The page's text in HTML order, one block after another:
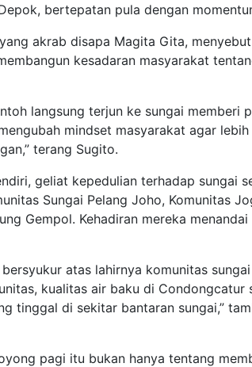
bertepatan pula dengan
akrab disapa Magita Gita,
kesadaran masyarakat
langsung terjun ke sungai memberi
mindset masyarakat agar
terang Sugito.
geliat kepedulian terhadap sungai
Sungai Pelang Joho, Komunitas
Gempol. Kehadiran mereka
bersyukur atas lahirnya komunitas
kualitas air baku di
tinggal di sekitar bantaran sungai,”
pagi itu bukan hanya tentang